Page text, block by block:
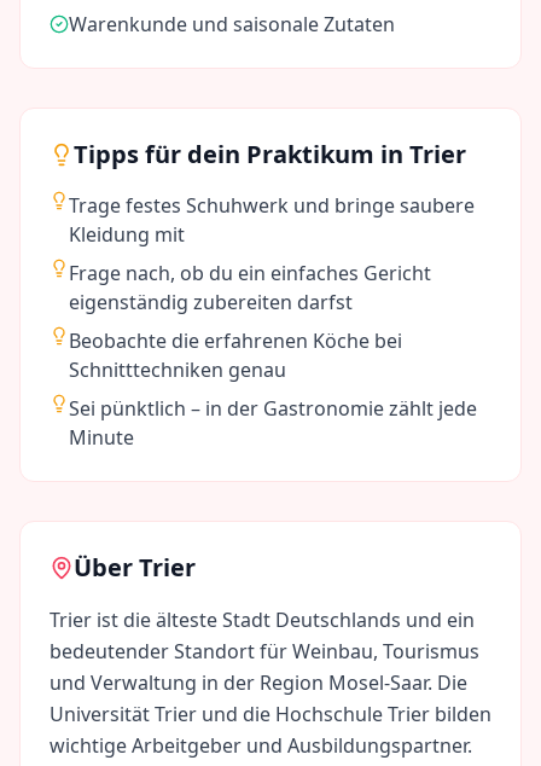
Warenkunde und saisonale Zutaten
Tipps für dein Praktikum in Trier
Trage festes Schuhwerk und bringe saubere
Kleidung mit
Frage nach, ob du ein einfaches Gericht
eigenständig zubereiten darfst
Beobachte die erfahrenen Köche bei
Schnitttechniken genau
Sei pünktlich – in der Gastronomie zählt jede
Minute
ÜberTrier
Trier ist die älteste Stadt Deutschlands und ein
bedeutender Standort für Weinbau, Tourismus
und Verwaltung in der Region Mosel-Saar. Die
Universität Trier und die Hochschule Trier bilden
wichtige Arbeitgeber und Ausbildungspartner.